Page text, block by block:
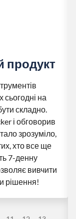
продукт
сьогодні на
складно.
і обговорив
зрозуміло,
хто все ще
7-денну
вивчити
рішення!